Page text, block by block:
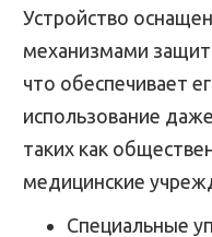
Устройство
механизмами
что обеспечивает
использование
таких как
медицинские
Специальные